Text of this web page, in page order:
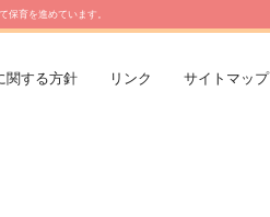
保育を進めています。
関する方針 リンク サイトマップ